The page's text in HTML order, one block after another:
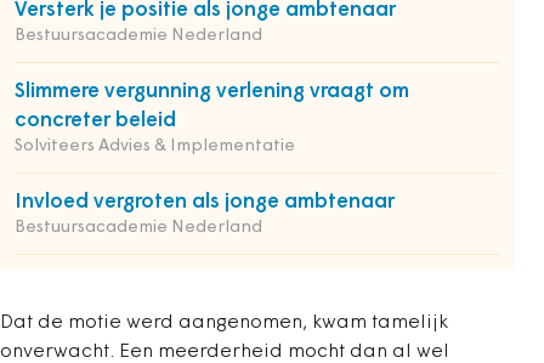
Versterk je positie als jonge ambtenaar
Bestuursacademie Nederland
Slimmere vergunning verlening vraagt om
concreter beleid
Solviteers Advies & Implementatie
Invloed vergroten als jonge ambtenaar
Bestuursacademie Nederland
Dat de motie werd aangenomen, kwam tamelijk
onverwacht. Een meerderheid mocht dan al wel